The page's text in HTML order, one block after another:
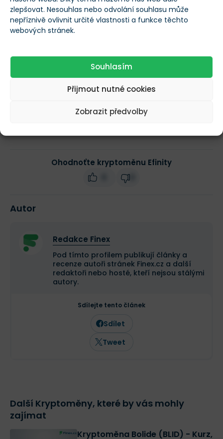
zlepšovat. Nesouhlas nebo odvolání souhlasu může
nepříznivě ovlivnit určité vlastnosti a funkce těchto
webových stránek.
Souhlasím
Přijmout nutné cookies
Zobrazit předvolby
tokenů
Obchodní objem
Tržní kapitalizace $156 707
Změna ceny za 24h 0,87 %
Ohodnoťte kryptoměnu Efinity
Autor
Redakce Finex
Pod tímto profilem publikují články a
recenze autoři stránek Finex.cz a další
redaktoři nebo hosté, kteří nejsou stálými
autory.
Sdílejte tento článek
Sdílet
Tweet
Další Kryptoměny, které by vás mohly
zajímat
Kryptoměna Bolide (BLID) - Kurz,